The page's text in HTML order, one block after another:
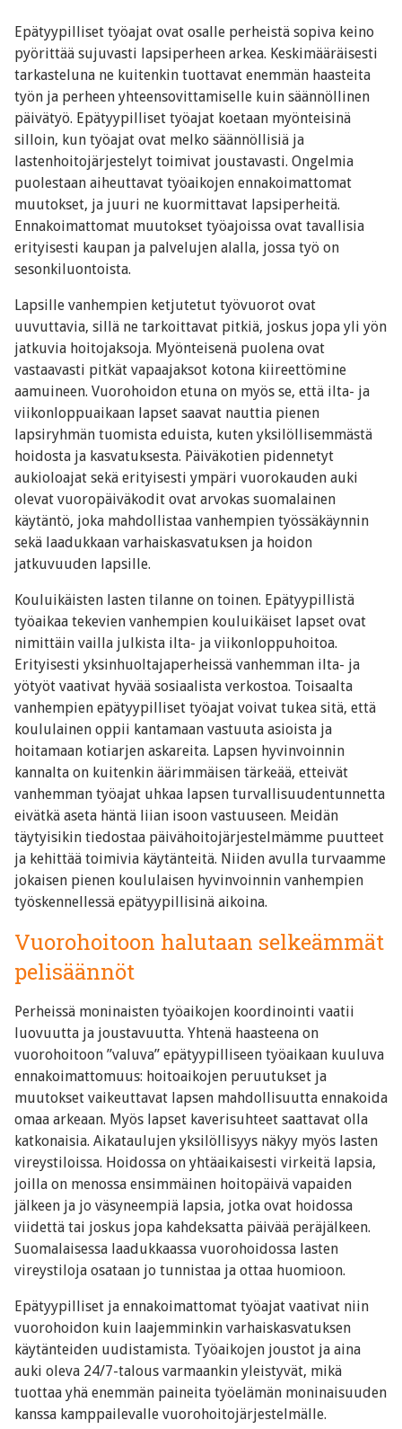
Epätyypilliset työajat ovat osalle perheistä sopiva keino
pyörittää sujuvasti lapsiperheen arkea. Keskimääräisesti
tarkasteluna ne kuitenkin tuottavat enemmän haasteita
työn ja perheen yhteensovittamiselle kuin säännöllinen
päivätyö. Epätyypilliset työajat koetaan myönteisinä
silloin, kun työajat ovat melko säännöllisiä ja
lastenhoitojärjestelyt toimivat joustavasti. Ongelmia
puolestaan aiheuttavat työaikojen ennakoimattomat
muutokset, ja juuri ne kuormittavat lapsiperheitä.
Ennakoimattomat muutokset työajoissa ovat tavallisia
erityisesti kaupan ja palvelujen alalla, jossa työ on
sesonkiluontoista.
Lapsille vanhempien ketjutetut työvuorot ovat
uuvuttavia, sillä ne tarkoittavat pitkiä, joskus jopa yli yön
jatkuvia hoitojaksoja. Myönteisenä puolena ovat
vastaavasti pitkät vapaajaksot kotona kiireettömine
aamuineen. Vuorohoidon etuna on myös se, että ilta- ja
viikonloppuaikaan lapset saavat nauttia pienen
lapsiryhmän tuomista eduista, kuten yksilöllisemmästä
hoidosta ja kasvatuksesta. Päiväkotien pidennetyt
aukioloajat sekä erityisesti ympäri vuorokauden auki
olevat vuoropäiväkodit ovat arvokas suomalainen
käytäntö, joka mahdollistaa vanhempien työssäkäynnin
sekä laadukkaan varhaiskasvatuksen ja hoidon
jatkuvuuden lapsille.
Kouluikäisten lasten tilanne on toinen. Epätyypillistä
työaikaa tekevien vanhempien kouluikäiset lapset ovat
nimittäin vailla julkista ilta- ja viikonloppuhoitoa.
Erityisesti yksinhuoltajaperheissä vanhemman ilta- ja
yötyöt vaativat hyvää sosiaalista verkostoa. Toisaalta
vanhempien epätyypilliset työajat voivat tukea sitä, että
koululainen oppii kantamaan vastuuta asioista ja
hoitamaan kotiarjen askareita. Lapsen hyvinvoinnin
kannalta on kuitenkin äärimmäisen tärkeää, etteivät
vanhemman työajat uhkaa lapsen turvallisuudentunnetta
eivätkä aseta häntä liian isoon vastuuseen. Meidän
täytyisikin tiedostaa päivähoitojärjestelmämme puutteet
ja kehittää toimivia käytänteitä. Niiden avulla turvaamme
jokaisen pienen koululaisen hyvinvoinnin vanhempien
työskennellessä epätyypillisinä aikoina.
Vuorohoitoon halutaan selkeämmät
pelisäännöt
Perheissä moninaisten työaikojen koordinointi vaatii
luovuutta ja joustavuutta. Yhtenä haasteena on
vuorohoitoon ”valuva” epätyypilliseen työaikaan kuuluva
ennakoimattomuus: hoitoaikojen peruutukset ja
muutokset vaikeuttavat lapsen mahdollisuutta ennakoida
omaa arkeaan. Myös lapset kaverisuhteet saattavat olla
katkonaisia. Aikataulujen yksilöllisyys näkyy myös lasten
vireystiloissa. Hoidossa on yhtäaikaisesti virkeitä lapsia,
joilla on menossa ensimmäinen hoitopäivä vapaiden
jälkeen ja jo väsyneempiä lapsia, jotka ovat hoidossa
viidettä tai joskus jopa kahdeksatta päivää peräjälkeen.
Suomalaisessa laadukkaassa vuorohoidossa lasten
vireystiloja osataan jo tunnistaa ja ottaa huomioon.
Epätyypilliset ja ennakoimattomat työajat vaativat niin
vuorohoidon kuin laajemminkin varhaiskasvatuksen
käytänteiden uudistamista. Työaikojen joustot ja aina
auki oleva 24/7-talous varmaankin yleistyvät, mikä
tuottaa yhä enemmän paineita työelämän moninaisuuden
kanssa kamppailevalle vuorohoitojärjestelmälle.